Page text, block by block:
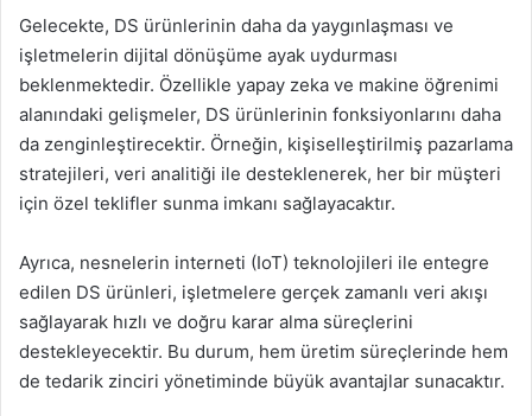
Gelecekte, DS ürünlerinin daha da yaygınlaşması ve
işletmelerin dijital dönüşüme ayak uydurması
beklenmektedir. Özellikle yapay zeka ve makine öğrenimi
alanındaki gelişmeler, DS ürünlerinin fonksiyonlarını daha
da zenginleştirecektir. Örneğin, kişiselleştirilmiş pazarlama
stratejileri, veri analitiği ile desteklenerek, her bir müşteri
için özel teklifler sunma imkanı sağlayacaktır.
Ayrıca, nesnelerin interneti (IoT) teknolojileri ile entegre
edilen DS ürünleri, işletmelere gerçek zamanlı veri akışı
sağlayarak hızlı ve doğru karar alma süreçlerini
destekleyecektir. Bu durum, hem üretim süreçlerinde hem
de tedarik zinciri yönetiminde büyük avantajlar sunacaktır.